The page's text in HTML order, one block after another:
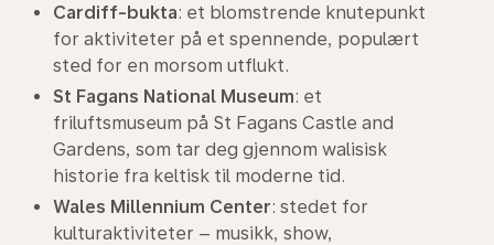
Cardiff-bukta: et blomstrende knutepunkt
for aktiviteter på et spennende, populært
sted for en morsom utflukt.
St Fagans National Museum: et
friluftsmuseum på St Fagans Castle and
Gardens, som tar deg gjennom walisisk
historie fra keltisk til moderne tid.
Wales Millennium Center: stedet for
kulturaktiviteter – musikk, show,